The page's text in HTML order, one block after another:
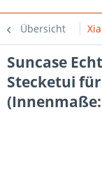
Übersicht
Suncase
Stecketui
(Innenmaße: